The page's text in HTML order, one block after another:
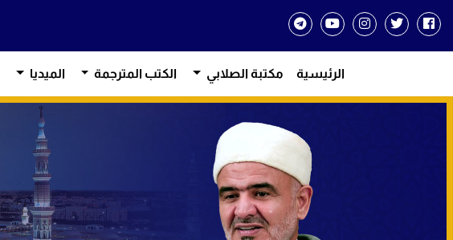
الرئيسية مكتبة الصلابي الكتب المترجمة الميديا